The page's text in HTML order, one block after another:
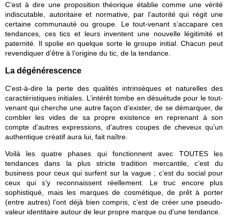
C’est à dire une proposition théorique établie comme une vérité
indiscutable, autoritaire et normative, par l’autorité qui régit une
certaine communauté ou groupe. Le tout-venant s’accapare ces
tendances, ces tics et leurs inventent une nouvelle légitimité et
paternité. Il spolie en quelque sorte le groupe initial. Chacun peut
revendiquer d’être à l’origine du tic, de la tendance.
La dégénérescence
C'est-à-dire la perte des qualités intrinsèques et naturelles des
caractéristiques initiales. L’intérêt tombe en désuétude pour le tout-
venant qui cherche une autre façon d’exister, de se démarquer, de
combler les vides de sa propre existence en reprenant à son
compte d’autres expressions, d’autres coupes de cheveux qu’un
authentique créatif aura lui, fait naître.
Voilà les quatre phases qui fonctionnent avec TOUTES les
tendances dans la plus stricte tradition mercantile, c’est du
business pour ceux qui surfent sur la vague ; c’est du social pour
ceux qui s’y reconnaissent réellement. Le truc encore plus
sophistiqué, mais les marques de cosmétique, de prêt à porter
(entre autres) l’ont déjà bien compris, c’est de créer une pseudo-
valeur identitaire autour de leur propre marque ou d’une tendance.